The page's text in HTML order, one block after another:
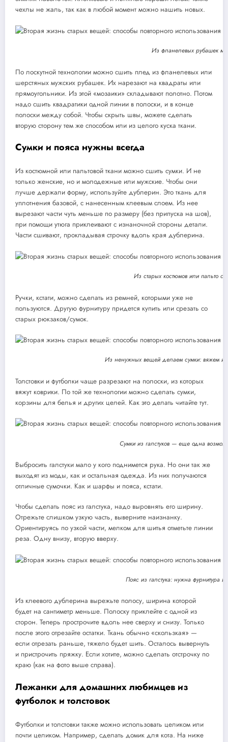
чехлы не жаль, так как в любой момент можно нашить новых.
Из фланелевых рубашек
По лоскутной технологии можно сшить плед из фланелевых или
шерстяных мужских рубашек. Их нарезают на квадраты или
прямоугольники. Из этой «мозаики» складывают полотно. Потом
надо сшить квадратики одной линии в полоски, и в конце
полоски между собой. Чтобы скрыть швы, можете сделать
вторую сторону тем же способом или из целого куска ткани.
Сумки и пояса нужны всегда
Из костюмной или пальтовой ткани можно сшить сумки. И не
только женские, но и молодежные или мужские. Чтобы они
лучше держали форму, используйте дублерин. Это ткань для
уплотнения базовой, с нанесенным клеевым слоем. Из нее
вырезают части чуть меньше по размеру (без припуска на шов),
при помощи утюга приклеивают с изнаночной стороны детали.
Части сшивают, прокладывая строчку вдоль края дублерина.
Из старых костюмов или пальто
Ручки, кстати, можно сделать из ремней, которыми уже не
пользуются. Другую фурнитуру придется купить или срезать со
старых рюкзаков/сумок.
Из ненужных вещей делаем сумки: вяжем из
Толстовки и футболки чаще разрезают на полоски, из которых
вяжут коврики. По той же технологии можно сделать сумки,
корзины для белья и других целей. Как это делать читайте тут.
Сумки из галстуков — еще одна
Выбросить галстуки мало у кого поднимется рука. Но они так же
выходят из моды, как и остальная одежда. Из них получаются
отличные сумочки. Как и шарфы и пояса, кстати.
Чтобы сделать пояс из галстука, надо выровнять его ширину.
Отрежьте слишком узкую часть, выверните наизнанку.
Ориентируясь по узкой части, мелком для шитья отметьте линии
реза. Одну внизу, вторую вверху.
Пояс из галстука: нужна фурнитура и
Из клеевого дублерина вырежьте полосу, ширина которой
будет на сантиметр меньше. Полоску приклейте с одной из
сторон. Теперь прострочите вдоль нее сверху и снизу. Только
после этого отрезайте остатки. Ткань обычно «скользкая» —
если отрезать раньше, тяжело будет шить. Осталось вывернуть
и пристрочить пряжку. Если хотите, можно сделать отстрочку по
краю (как на фото выше справа).
Лежанки для домашних любимцев из
футболок и толстовок
Футболки и толстовки также можно использовать целиком или
почти целиком. Например, сделать домик для кота. На ниже